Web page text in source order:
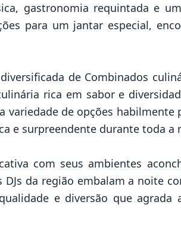
gastronomia requintada e
para um jantar especial,
de Combinados
rica em sabor e
de opções habilmente
e surpreendente durante toda a
com seus ambientes
da região embalam a noite
e diversão que agrada